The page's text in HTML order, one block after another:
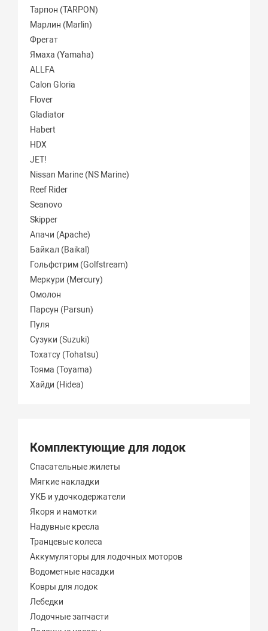
Тарпон (TARPON)
Марлин (Marlin)
Фрегат
Ямаха (Yamaha)
ALLFA
Calon Gloria
Flover
Gladiator
Habert
HDX
JET!
Nissan Marine (NS Marine)
Reef Rider
Seanovo
Skipper
Апачи (Apache)
Байкал (Baikal)
Гольфстрим (Golfstream)
Меркури (Mercury)
Омолон
Парсун (Parsun)
Пуля
Сузуки (Suzuki)
Тохатсу (Tohatsu)
Тояма (Toyama)
Хайди (Hidea)
Комплектующие для лодок
Спасательные жилеты
Мягкие накладки
УКБ и удочкодержатели
Якоря и намотки
Надувные кресла
Транцевые колеса
Аккумуляторы для лодочных моторов
Водометные насадки
Ковры для лодок
Лебедки
Лодочные запчасти